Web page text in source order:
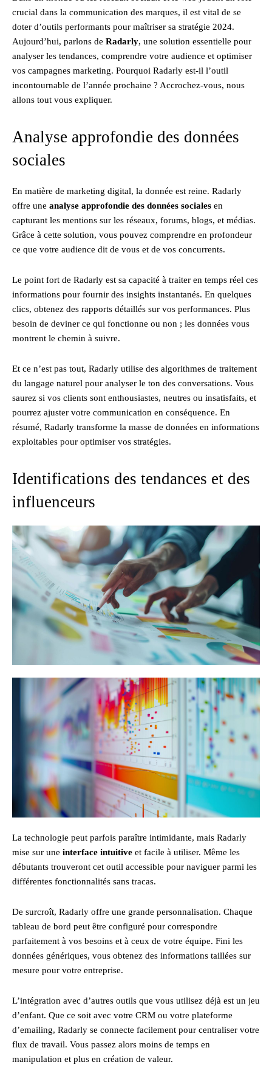
crucial dans la communication des marques, il est vital de se
doter d’outils performants pour maîtriser sa stratégie 2024.
Aujourd’hui, parlons de Radarly, une solution essentielle pour
analyser les tendances, comprendre votre audience et optimiser
vos campagnes marketing. Pourquoi Radarly est-il l’outil
incontournable de l’année prochaine ? Accrochez-vous, nous
allons tout vous expliquer.
Analyse approfondie des données
sociales
En matière de marketing digital, la donnée est reine. Radarly
offre une analyse approfondie des données sociales en
capturant les mentions sur les réseaux, forums, blogs, et médias.
Grâce à cette solution, vous pouvez comprendre en profondeur
ce que votre audience dit de vous et de vos concurrents.
Le point fort de Radarly est sa capacité à traiter en temps réel ces
informations pour fournir des insights instantanés. En quelques
clics, obtenez des rapports détaillés sur vos performances. Plus
besoin de deviner ce qui fonctionne ou non ; les données vous
montrent le chemin à suivre.
Et ce n’est pas tout, Radarly utilise des algorithmes de traitement
du langage naturel pour analyser le ton des conversations. Vous
saurez si vos clients sont enthousiastes, neutres ou insatisfaits, et
pourrez ajuster votre communication en conséquence. En
résumé, Radarly transforme la masse de données en informations
exploitables pour optimiser vos stratégies.
Identifications des tendances et des
influenceurs
La technologie peut parfois paraître intimidante, mais Radarly
mise sur une interface intuitive et facile à utiliser. Même les
débutants trouveront cet outil accessible pour naviguer parmi les
différentes fonctionnalités sans tracas.
De surcroît, Radarly offre une grande personnalisation. Chaque
tableau de bord peut être configuré pour correspondre
parfaitement à vos besoins et à ceux de votre équipe. Fini les
données génériques, vous obtenez des informations taillées sur
mesure pour votre entreprise.
L’intégration avec d’autres outils que vous utilisez déjà est un jeu
d’enfant. Que ce soit avec votre CRM ou votre plateforme
d’emailing, Radarly se connecte facilement pour centraliser votre
flux de travail. Vous passez alors moins de temps en
manipulation et plus en création de valeur.